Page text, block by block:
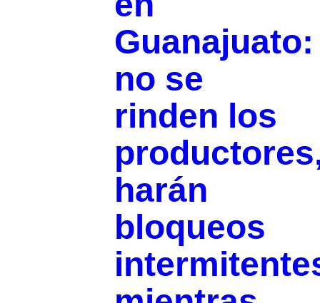
Guanajuato:
no se
rinden los
harán
bloqueos